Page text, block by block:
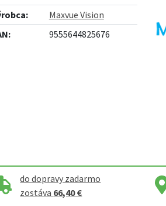
Maxvue Vision
9555644825676
do dopravy zadarmo
zostáva 66,40 €